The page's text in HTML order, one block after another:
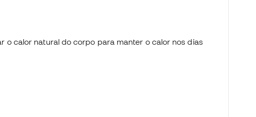
o calor natural do corpo para manter o calor nos dias